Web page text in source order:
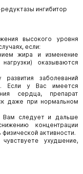
ингибитор
высокого уровня
если:
жира и изменение
оказываются
заболеваний
Если у Вас имеется
сердца, препарат
даже при нормальном
Вам следует и дальше
концентрации
активности.
ухудшение,